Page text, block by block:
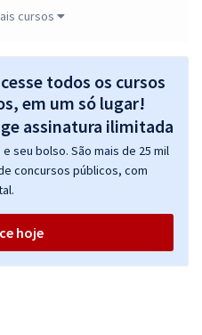
- Jurídica
52,72
158,16 (-20%)
Estado de Goiás - Técnico de
da Informação (Pré-Edital)
à vista
R$29,86
cursos
todos os cursos
em um só lugar!
seu bolso. São mais de 25 mil
concursos públicos, com
hoje